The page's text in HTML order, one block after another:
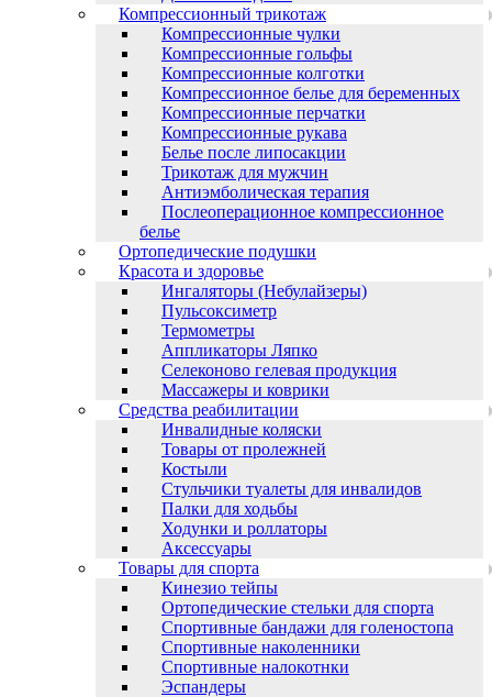
Компрессионный трикотаж
Компрессионные чулки
Компрессионные гольфы
Компрессионные колготки
Компрессионное белье для беременных
Компрессионные перчатки
Компрессионные рукава
Белье после липосакции
Трикотаж для мужчин
Антиэмболическая терапия
Послеоперационное компрессионное
белье
Ортопедические подушки
Красота и здоровье
Ингаляторы (Небулайзеры)
Пульсоксиметр
Термометры
Аппликаторы Ляпко
Селеконово гелевая продукция
Массажеры и коврики
Средства реабилитации
Инвалидные коляски
Товары от пролежней
Костыли
Стульчики туалеты для инвалидов
Палки для ходьбы
Ходунки и роллаторы
Аксессуары
Товары для спорта
Кинезио тейпы
Ортопедические стельки для спорта
Спортивные бандажи для голеностопа
Спортивные наколенники
Спортивные налокотнки
Эспандеры